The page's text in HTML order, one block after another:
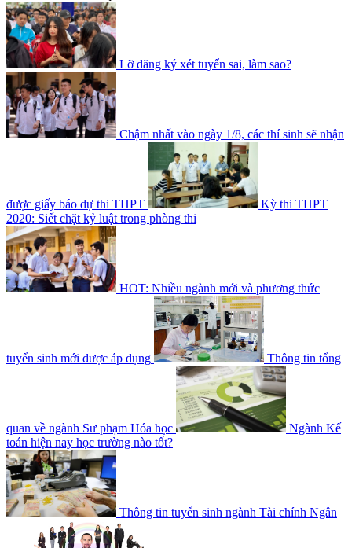
Lỡ đăng ký xét tuyển sai, làm sao?
Chậm nhất vào ngày 1/8, các thí sinh sẽ nhận
được giấy báo dự thi THPT
Kỳ thi THPT
2020: Siết chặt kỷ luật trong phòng thi
HOT: Nhiều ngành mới và phương thức
tuyển sinh mới được áp dụng Thông tin tổng
quan về ngành Sư phạm Hóa học
Ngành Kế
toán hiện nay học trường nào tốt?
Thông tin tuyển sinh ngành Tài chính Ngân